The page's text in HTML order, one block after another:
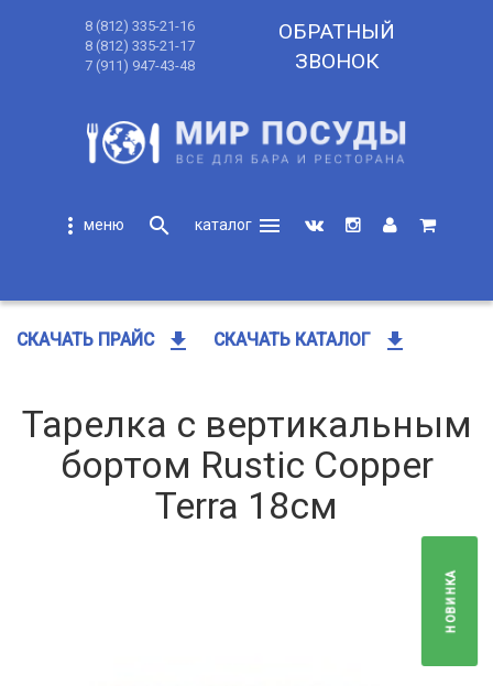
8 (812) 335-21-16
8 (812) 335-21-17
7 (911) 947-43-48
ОБРАТНЫЙ
ЗВОНОК
more_vert search
menu
СКАЧАТЬ ПРАЙС get_app СКАЧАТЬ КАТАЛОГ get_app
Тарелка с вертикальным
бортом Rustic Copper
Terra 18см
НОВИНКА